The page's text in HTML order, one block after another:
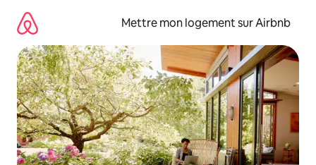
directement
contenu
Mettre mon logement sur Airbnb